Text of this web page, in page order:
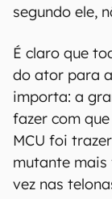
segundo ele,
É claro que
do ator para
importa: a
fazer com
MCU foi
mutante mais
vez nas